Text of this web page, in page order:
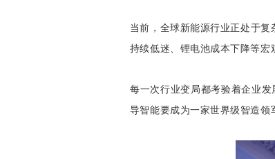
当前，全球新能源行业正处于
持续低迷、锂电池成本下降等宏
每一次行业变局都考验着企业
导智能要成为一家世界级智造领